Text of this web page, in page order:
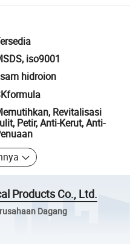
iso9001
hidroion
Revitalisasi
Petir, Anti-Kerut, Anti-
Products Co., Ltd.
Dagang